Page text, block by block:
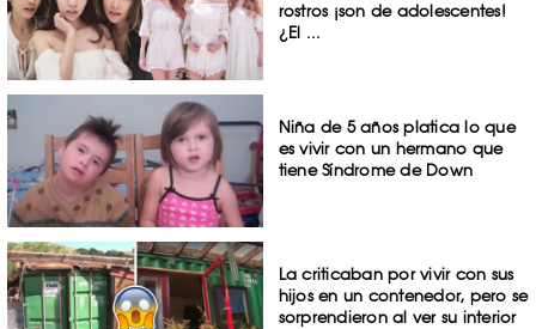
rostros ¡son de adolescentes!
¿El ...
Niña de 5 años platica lo que
es vivir con un hermano que
tiene Síndrome de Down
La criticaban por vivir con sus
hijos en un contenedor, pero se
sorprendieron al ver su interior